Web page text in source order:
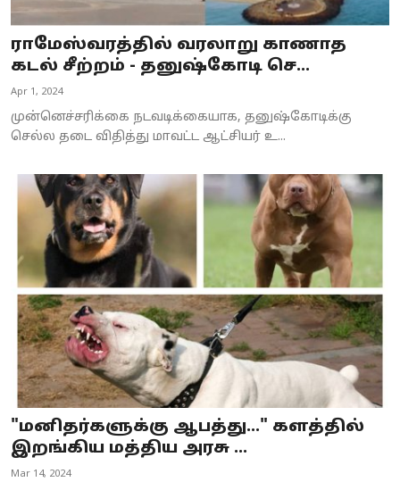
ராமேஸ்வரத்தில் வரலாறு காணாத
கடல் சீற்றம் - தனுஷ்கோடி செ...
Apr 1, 2024
முன்னெச்சரிக்கை நடவடிக்கையாக, தனுஷ்கோடிக்கு
செல்ல தடை விதித்து மாவட்ட ஆட்சியர் உ...
"மனிதர்களுக்கு ஆபத்து..." களத்தில்
இறங்கிய மத்திய அரசு ...
Mar 14, 2024